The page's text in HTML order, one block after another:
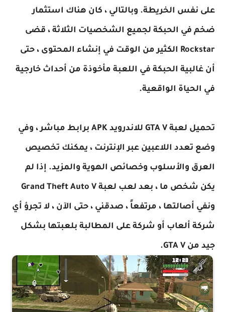
على نفس الخريطة. وبالتالي ، كان هناك استثمار
ضخم في الحبكة لجميع الشخصيات الثلاثة ، قضى
Rockstar الكثير من الوقت في إنشاء المحتوى ، حتى
أن غالبية الحبكة في اللعبة مأخوذة من أحداث خارجية
في الحياة الواقعية.
تحميل لعبة GTA V للاندرويد APK برابط مباشر ، وفي
وضع تعدد اللاعبين عبر الإنترنت ، يمكنك تخصيص
العرق والأسلوب وخصائص الهوية والمزيد. إذا لم
يكن شخص ما ، بعد لعب لعبة Grand Theft Auto V
ونفي أصالتها ، مرتفعاً ، صدقني ، حتى الآن ، لا تجرؤ أي
شركة ألعاب أو شركة على المطالبة بلعبتها بشكل
جيد من GTA V.